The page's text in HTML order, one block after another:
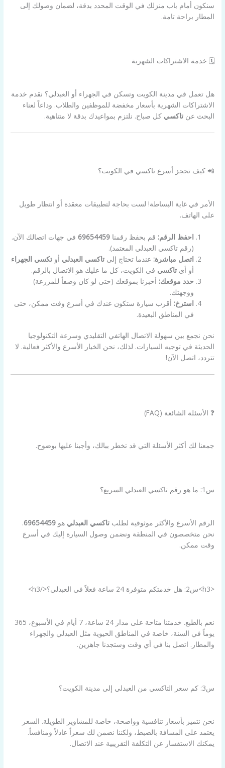
سنكون أمام باب منزلك في الوقت المحدد بدقة، لضمان وصولك إلى
المطار براحة تامة.
🗓️ خدمة الاشتراكات الشهرية
هل تعمل في مدينة الكويت وتسكن في الجهراء أو العبدلي؟ نقدم خدمة
الاشتراكات الشهرية بأسعار مخفضة للموظفين والطلاب. وداعاً لعناء
البحث عنتاكسي كل صباح. نلتزم بمواعيدك بدقة لا متناهية.
📲 كيف تحجز أسرع تاكسي في الكويت؟
الأمر في غاية البساطة! لست بحاجة لتطبيقات معقدة أو انتظار طويل
على الهاتف.
احفظ الرقم: قم بحفظ رقمنا69654459 في جهات اتصالك الآن.
(رقم تاكسي العبدلي المعتمد).
اتصل مباشرة: عندما تحتاج إلىتاكسي العبدلي أوتكسي الجهراء
أو أيتاكسي في الكويت، كل ما عليك هو الاتصال بالرقم.
حدد موقعك: أخبرنا بموقعك (حتى لو كان وصفاً للمزرعة)
ووجهتك.
استرخ: أقرب سيارة ستكون عندك في أسرع وقت ممكن، حتى
في المناطق البعيدة.
نحن نجمع بين سهولة الاتصال الهاتفي التقليدي وسرعة التكنولوجيا
الحديثة في توجيه السيارات. لذلك، نحن الخيار الأسرع والأكثر فعالية. لا
تتردد، اتصل الآن!
❓ الأسئلة الشائعة (FAQ)
جمعنا لك أكثر الأسئلة التي قد تخطر ببالك، وأجبنا عليها بوضوح.
س1: ما هو رقم تاكسي العبدلي السريع؟
الرقم الأسرع والأكثر موثوقية لطلبتاكسي العبدلي هو69654459
.
نحن متخصصون في المنطقة ونضمن وصول السيارة إليك في أسرع
وقت ممكن.
<h3>س2: هل خدمتكم متوفرة 24 ساعة فعلاً في العبدلي؟</h3>
نعم بالطبع. خدمتنا متاحة على مدار 24 ساعة، 7 أيام في الأسبوع، 365
يوماً في السنة، خاصة في المناطق الحيوية مثل العبدلي والجهراء
والمطار. اتصل بنا في أي وقت وستجدنا جاهزين.
س3: كم سعر التاكسي من العبدلي إلى مدينة الكويت؟
نحن نتميز بأسعار تنافسية وواضحة، خاصة للمشاوير الطويلة. السعر
يعتمد على المسافة بالضبط، ولكننا نضمن لك سعراً عادلاً ومنافساً.
يمكنك الاستفسار عن التكلفة التقريبية عند الاتصال.